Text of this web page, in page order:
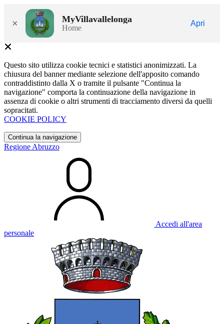
× MyVillavallelonga
Home
Apri
Questo sito utilizza cookie tecnici e statistici anonimizzati. La
chiusura del banner mediante selezione dell'apposito comando
contraddistinto dalla X o tramite il pulsante "Continua la
navigazione" comporta la continuazione della navigazione in
assenza di cookie o altri strumenti di tracciamento diversi da quelli
sopracitati.
COOKIE POLICY
Continua la navigazione
Regione Abruzzo
Accedi all'area
personale